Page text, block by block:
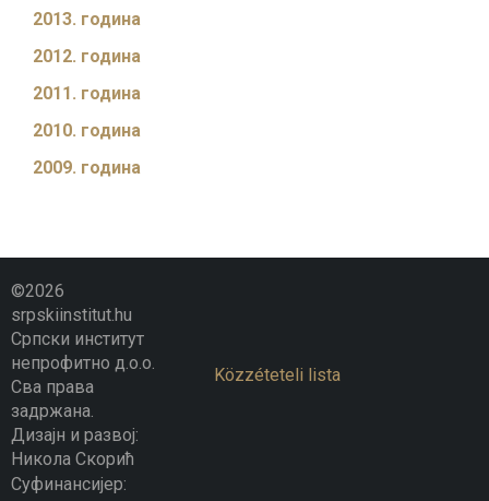
2013. година
2012. година
2011. година
2010. година
2009. година
©2026
srpskiinstitut.hu
Српски институт
непрофитно д.о.о.
Сва права
задржана.
Дизајн и развој:
Никола Скорић
Közzéteteli lista
Суфинансијер: